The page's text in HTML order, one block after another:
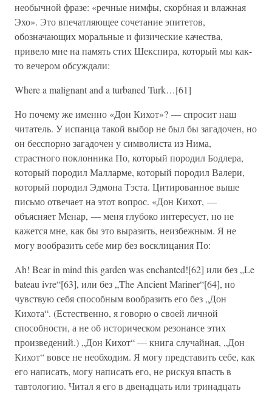
необычной фразе: «речные нимфы, скорбная и влажная
Эхо». Это впечатляющее сочетание эпитетов,
обозначающих моральные и физические качества,
привело мне на память стих Шекспира, который мы как-
то вечером обсуждали:
Where a malignant and a turbaned Turk…[61]
Но почему же именно «Дон Кихот»? — спросит наш
читатель. У испанца такой выбор не был бы загадочен, но
он бесспорно загадочен у символиста из Нима,
страстного поклонника По, который породил Бодлера,
который породил Малларме, который породил Валери,
который породил Эдмона Тэста. Цитированное выше
письмо отвечает на этот вопрос. «Дон Кихот, —
объясняет Менар, — меня глубоко интересует, но не
кажется мне, как бы это выразить, неизбежным. Я не
могу вообразить себе мир без восклицания По:
Ah! Bear in mind this garden was enchanted![62] или без „Le
bateau ivre“[63], или без „The Ancient Mariner“[64], но
чувствую себя способным вообразить его без „Дон
Кихота“. (Естественно, я говорю о своей личной
способности, а не об историческом резонансе этих
произведений.) „Дон Кихот“ — книга случайная, „Дон
Кихот“ вовсе не необходим. Я могу представить себе, как
его написать, могу написать его, не рискуя впасть в
тавтологию. Читал я его в двенадцать или тринадцать